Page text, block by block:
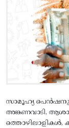
സാമൂഹ്യ
അങ്കണവാടി,
ത്തൊഴിലാളികള്‍,